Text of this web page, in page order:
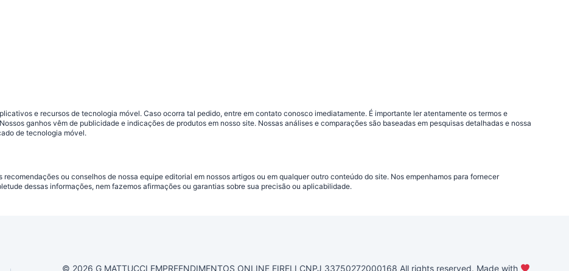
e recursos de tecnologia móvel. Caso ocorra tal pedido, entre em contato conosco imediatamente. É importante ler atentamente os termos e
ganhos vêm de publicidade e indicações de produtos em nosso site. Nossas análises e comparações são baseadas em pesquisas detalhadas e nossa
de tecnologia móvel.
ou conselhos de nossa equipe editorial em nossos artigos ou em qualquer outro conteúdo do site. Nos empenhamos para fornecer
dessas informações, nem fazemos afirmações ou garantias sobre sua precisão ou aplicabilidade.
© 2026 G MATTUCCI EMPREENDIMENTOS ONLINE EIRELI CNPJ 33750272000168 All rights reserved. Made with